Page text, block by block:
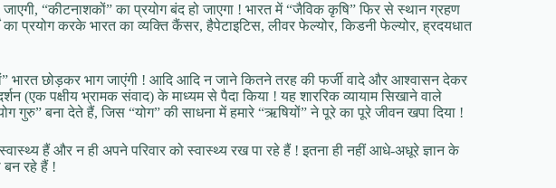
“कीटनाशकों” का प्रयोग बंद हो जाएगा ! भारत में “जैविक कृषि” फिर से स्थान ग्रहण
प्रयोग करके भारत का व्यक्ति कैंसर, हैपेटाइटिस, लीवर फेल्योर, किडनी फेल्योर, ह्रदयधात
भारत छोड़कर भाग जाएंगी ! आदि आदि न जाने कितने तरह की फर्जी वादे और आश्वासन देकर
(एक पक्षीय भ्रामक संवाद) के माध्यम से पैदा किया ! यह शाररिक व्यायाम सिखाने वाले
गुरु” बना देते हैं, जिस “योग” की साधना में हमारे “ऋषियों” ने पूरे का पूरे जीवन खपा दिया !
हैं और न ही अपने परिवार को स्वास्थ्य रख पा रहे हैं ! इतना ही नहीं आधे-अधूरे ज्ञान के
बन रहे हैं !